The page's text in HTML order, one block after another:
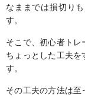
なままでは損切り
す。
そこで、初心者トレ
ちょっとした工夫を
す。
その工夫の方法は